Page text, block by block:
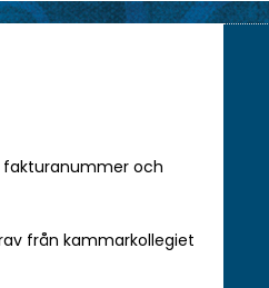
fakturanummer och
från kammarkollegiet